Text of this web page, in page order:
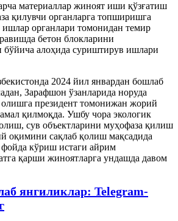
материаллар жиноят иши қўзғатиш
қилувчи органларга топширишга
органлари томонидан темир
бетон блокларини
алоҳида суриштирув ишлари
2024 йил январдан бошлаб
Зарафшон ўзанларида норуда
олишга президент томонижан жорий
қилмоқда. Ушбу чора экологик
сув объектларини муҳофаза қилиш
оқимини сақлаб қолиш мақсадида
кўриш истаги айрим
қарши жиноятларга ундашда давом
янгиликлар: Telegram-